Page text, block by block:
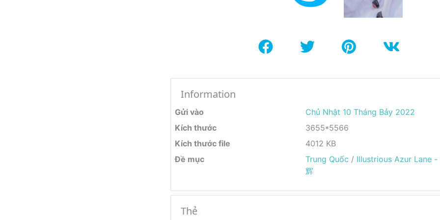
Information
Gửi vào
Chủ Nhật 10 Tháng Bảy 2022
Kích thước
3655*5566
Kích thước file
4012 KB
Đề mục
Trung Quốc / Illustrious Azur Lane -
辉
Thẻ